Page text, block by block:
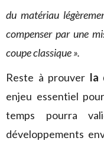
du matériau
compenser par une
coupe classique ».
Reste à prouver la
enjeu essentiel
temps pourra
développements